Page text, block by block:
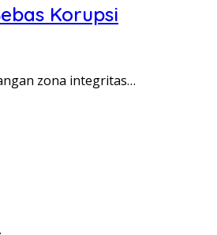
Korupsi
zona integritas…